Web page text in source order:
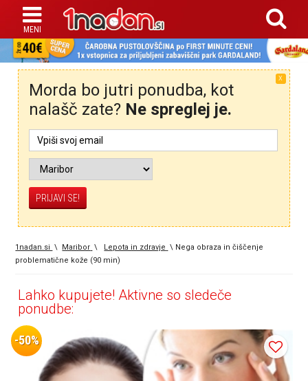
X
Morda bo jutri ponudba, kot
nalašč zate? Ne spreglej je.
1nadan.si \ Maribor \ Lepota in zdravje \ Nega obraza in čiščenje
problematične kože (90 min)
Lahko kupujete! Aktivne so sledeče
ponudbe:
-50%